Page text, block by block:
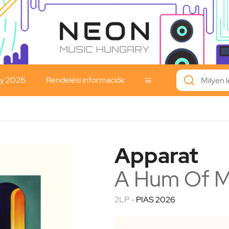
2026 Rendelési információk 
Apparat
A Hum Of
2LP -PIAS 2026